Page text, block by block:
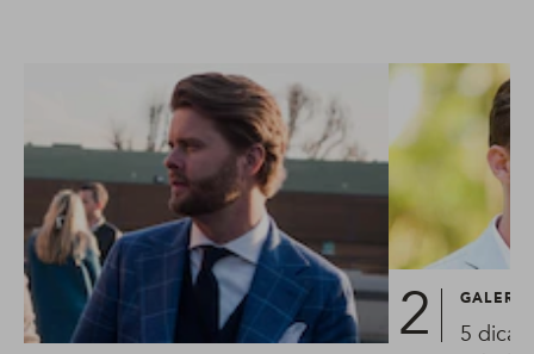
GALERIA
5